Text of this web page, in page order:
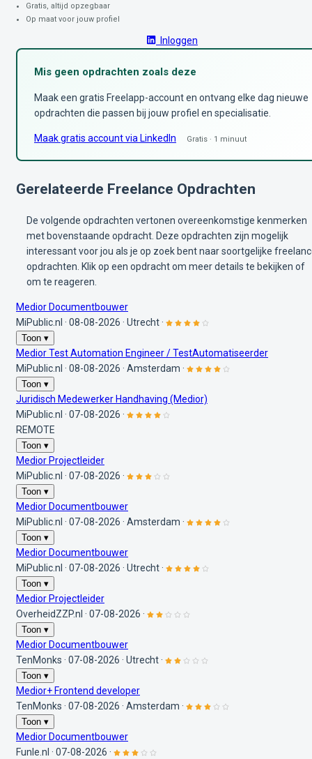
Gratis, altijd opzegbaar
Op maat voor jouw profiel
Inloggen
Mis geen opdrachten zoals deze
Maak een gratis Freelapp-account en ontvang elke dag nieuwe
opdrachten die passen bij jouw profiel en specialisatie.
Maak gratis account via LinkedIn Gratis · 1 minuut
Gerelateerde Freelance Opdrachten
De volgende opdrachten vertonen overeenkomstige kenmerken
met bovenstaande opdracht. Deze opdrachten zijn mogelijk
interessant voor jou als je op zoek bent naar soortgelijke
opdrachten. Klik op een opdracht om meer details te bekijken of
om te reageren.
Medior Documentbouwer
MiPublic.nl · 08-08-2026 · Utrecht ·
Toon ▾
Medior Test Automation Engineer / TestAutomatiseerder
MiPublic.nl · 08-08-2026 · Amsterdam ·
Toon ▾
Juridisch Medewerker Handhaving (Medior)
MiPublic.nl · 07-08-2026 ·
REMOTE
Toon ▾
Medior Projectleider
MiPublic.nl · 07-08-2026 ·
Toon ▾
Medior Documentbouwer
MiPublic.nl · 07-08-2026 · Amsterdam ·
Toon ▾
Medior Documentbouwer
MiPublic.nl · 07-08-2026 · Utrecht ·
Toon ▾
Medior Projectleider
OverheidZZP.nl · 07-08-2026 ·
Toon ▾
Medior Documentbouwer
TenMonks · 07-08-2026 · Utrecht ·
Toon ▾
Medior+ Frontend developer
TenMonks · 07-08-2026 · Amsterdam ·
Toon ▾
Medior Documentbouwer
Funle.nl · 07-08-2026 ·